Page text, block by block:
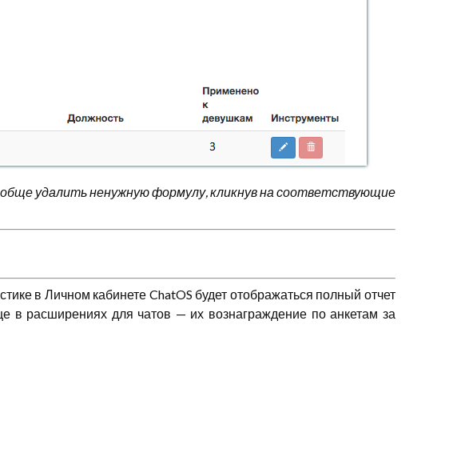
удалить ненужную формулу, кликнув на соответствующие
в Личном кабинете ChatOS будет отображаться полный отчет
в расширениях для чатов — их вознаграждение по анкетам за